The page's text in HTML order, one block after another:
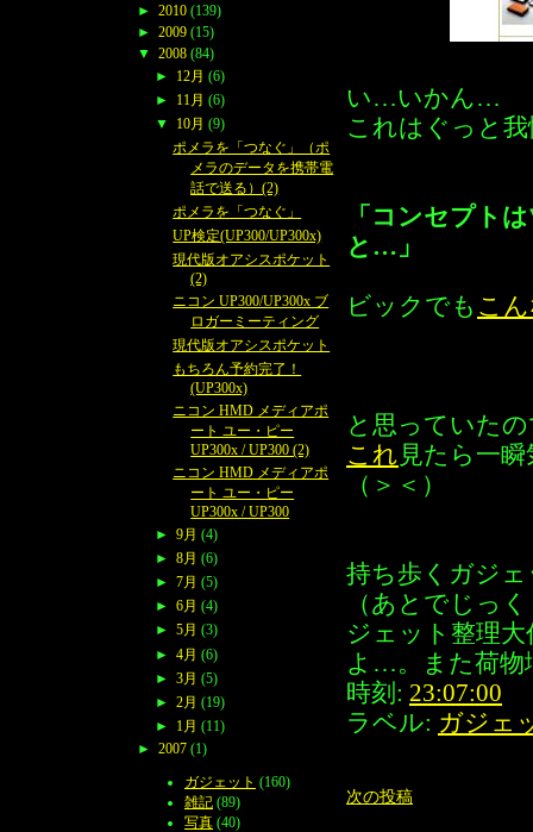
い…いかん…
これはぐっと
「コンセプト
と…」
ビックでも こ
と思っていた
これ 見たら一
（＞＜）
持ち歩くガジ
（あとでじっ
ジェット整理
よ…。また荷物
時刻: 23:07:00
ラベル: ガジェ
次の投稿
► 2010 (139)
► 2009 (15)
▼ 2008 (84)
►
12月 (6)
►
11月 (6)
▼
10月 (9)
ポメラを「つなぐ」（ポ
メラのデータを携帯電
話で送る）(2)
ポメラを「つなぐ」
UP検定(UP300/UP300x)
現代版オアシスポケット
(2)
ニコン UP300/UP300x ブ
ロガーミーティング
現代版オアシスポケット
もちろん予約完了！
(UP300x)
ニコン HMD メディアポ
ート ユー・ピー
UP300x / UP300 (2)
ニコン HMD メディアポ
ート ユー・ピー
UP300x / UP300
► 9月 (4)
► 8月 (6)
► 7月 (5)
► 6月 (4)
► 5月 (3)
► 4月 (6)
► 3月 (5)
► 2月 (19)
►
1月 (11)
► 2007 (1)
ガジェット (160)
雑記 (89)
写真 (40)